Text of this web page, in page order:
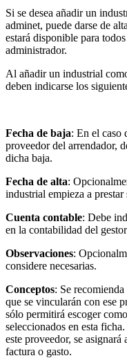
Si se desea añadir un
adminet, puede darse de
estará disponible para
administrador.
Al añadir un industrial
deben indicarse los
Fecha de baja: En el caso
proveedor del arrendador,
dicha baja.
Fecha de alta:
industrial empieza a
Cuenta contable: Debe
en la contabilidad del
Observaciones:
considere necesarias.
Conceptos: Se
que se vincularán con ese
sólo permitirá escoger
seleccionados en esta
este proveedor, se
factura o gasto.